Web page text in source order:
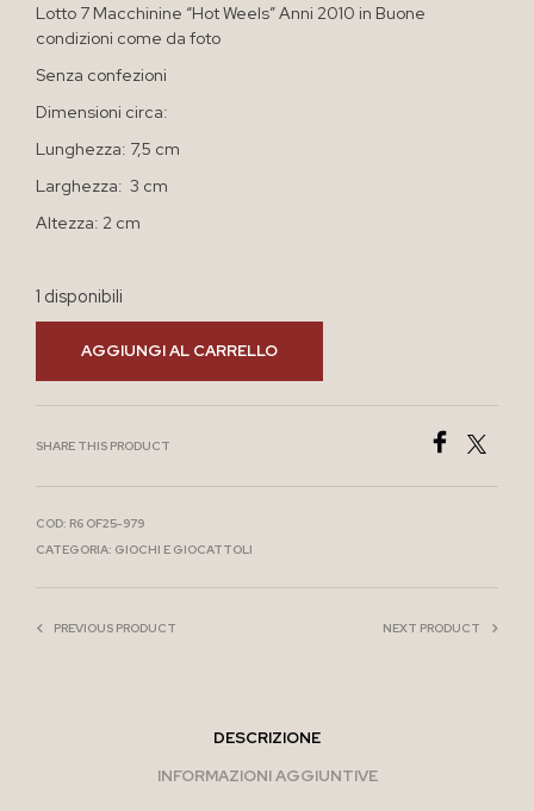
Lotto 7 Macchinine “Hot Weels” Anni 2010 in Buone
condizioni come da foto
Senza confezioni
Dimensioni circa:
Lunghezza: 7,5 cm
Larghezza: 3 cm
Altezza: 2 cm
1 disponibili
AGGIUNGI AL CARRELLO
SHARE THIS PRODUCT
COD: R6 OF25-979
CATEGORIA: GIOCHI E GIOCATTOLI
PREVIOUS PRODUCT NEXT PRODUCT
DESCRIZIONE
INFORMAZIONI AGGIUNTIVE